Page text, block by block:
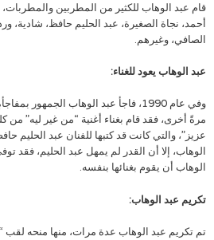
قام عبد الوهاب للكثير من المطربين
أحمد، نجاة الصغيرة، عبد الحليم حافظ، شادية،
الصافي، وغيرهم.
عبد الوهاب يعود للغناء:
وفي عام 1990، فاجأ عبد الوهاب الجمهور
مرةً أخرى، فقد قام بغناء أغنية “من غير ليه”
عزيز”، والتي كانت قد كتبها للفنان عبد الحليم
الوهاب، إلا أن القدر لم يمهل عبد الحليم، فقد
الوهاب أن يقوم بغنائها بنفسه.
تكريم عبد الوهاب: